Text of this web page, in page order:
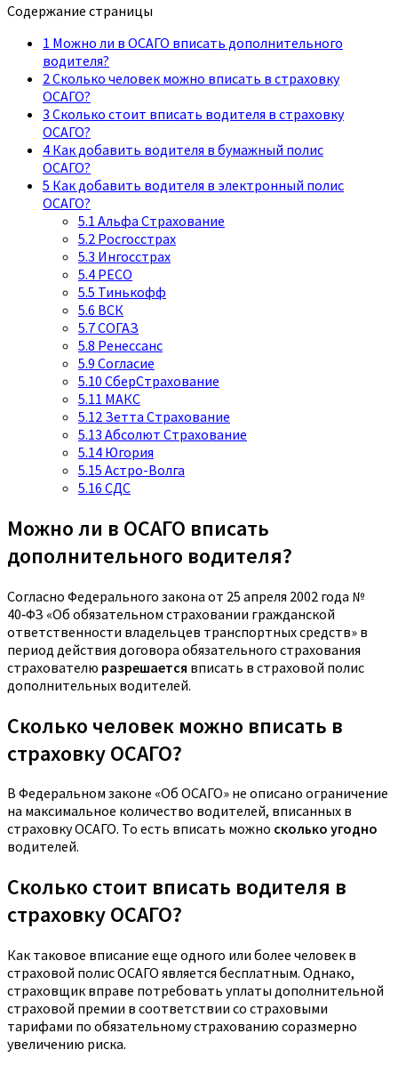
Содержание страницы
1 Можно ли в ОСАГО вписать дополнительного
водителя?
2Сколько человек можно вписать в страховку
ОСАГО?
3 Сколько стоит вписать водителя в страховку
ОСАГО?
4 Как добавить водителя в бумажный полис
ОСАГО?
5 Как добавить водителя в электронный полис
ОСАГО?
5.1 Альфа Страхование
5.2 Росгосстрах
5.3 Ингосстрах
5.4 РЕСО
5.5 Тинькофф
5.6 ВСК
5.7СОГАЗ
5.8 Ренессанс
5.9 Согласие
5.10 СберСтрахование
5.11 МАКС
5.12 Зетта Страхование
5.13 Абсолют Страхование
5.14 Югория
5.15 Астро-Волга
5.16 СДС
Можно ли в ОСАГО вписать
дополнительного водителя?
Согласно Федерального закона от 25 апреля 2002 года №
40‑ФЗ «Об обязательном страховании гражданской
ответственности владельцев транспортных средств» в
период действия договора обязательного страхования
страхователю разрешается вписать в страховой полис
дополнительных водителей.
Сколько человек можно вписать в
страховку ОСАГО?
В Федеральном законе «Об ОСАГО» не описано ограничение
на максимальное количество водителей, вписанных в
страховку ОСАГО. То есть вписать можно сколько угодно
водителей.
Сколько стоит вписать водителя в
страховку ОСАГО?
Как таковое вписание еще одного или более человек в
страховой полис ОСАГО является бесплатным. Однако,
страховщик вправе потребовать уплаты дополнительной
страховой премии в соответствии со страховыми
тарифами по обязательному страхованию соразмерно
увеличению риска.